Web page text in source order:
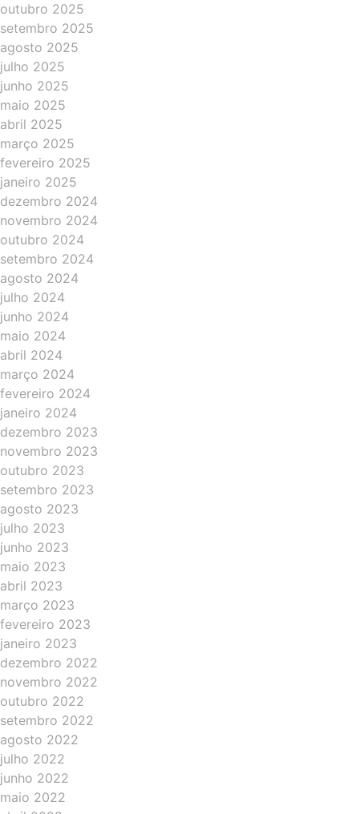
outubro 2025
setembro 2025
agosto 2025
julho 2025
junho 2025
maio 2025
abril 2025
março 2025
fevereiro 2025
janeiro 2025
dezembro 2024
novembro 2024
outubro 2024
setembro 2024
agosto 2024
julho 2024
junho 2024
maio 2024
abril 2024
março 2024
fevereiro 2024
janeiro 2024
dezembro 2023
novembro 2023
outubro 2023
setembro 2023
agosto 2023
julho 2023
junho 2023
maio 2023
abril 2023
março 2023
fevereiro 2023
janeiro 2023
dezembro 2022
novembro 2022
outubro 2022
setembro 2022
agosto 2022
julho 2022
junho 2022
maio 2022